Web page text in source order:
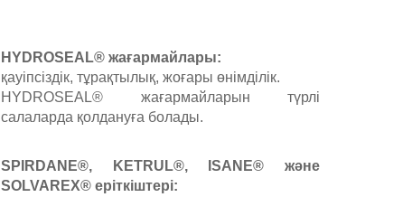
HYDROSEAL® жағармайлары:
қауіпсіздік, тұрақтылық, жоғары өнімділік.
HYDROSEAL® жағармайларын түрлі
салаларда қолдануға болады.
SPIRDANE®, KETRUL®, ISANE® және
SOLVAREX® еріткіштері: